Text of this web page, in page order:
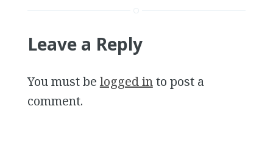
Leave a Reply
You must be logged into post a
comment.